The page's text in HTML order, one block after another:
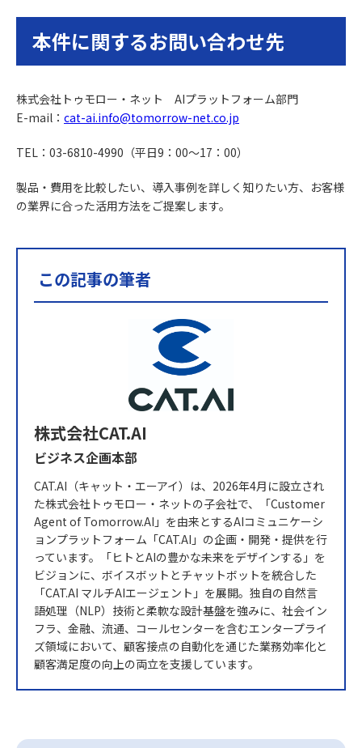
本件に関するお問い合わせ先
株式会社トゥモロー・ネット AIプラットフォーム部門
E-mail： cat-ai.info@tomorrow-net.co.jp
TEL：03-6810-4990（平日9：00～17：00）
製品・費用を比較したい、導入事例を詳しく知りたい方、お客様
の業界に合った活用方法をご提案します。
この記事の筆者
株式会社CAT.AI
ビジネス企画本部
CAT.AI（キャット・エーアイ）は、2026年4月に設立され
た株式会社トゥモロー・ネットの子会社で、「Customer
Agent of Tomorrow.AI」を由来とするAIコミュニケーシ
ョンプラットフォーム「CAT.AI」の企画・開発・提供を行
っています。「ヒトとAIの豊かな未来をデザインする」を
ビジョンに、ボイスボットとチャットボットを統合した
「CAT.AI マルチAIエージェント」を展開。独自の自然言
語処理（NLP）技術と柔軟な設計基盤を強みに、社会イン
フラ、金融、流通、コールセンターを含むエンタープライ
ズ領域において、顧客接点の自動化を通じた業務効率化と
顧客満足度の向上の両立を支援しています。